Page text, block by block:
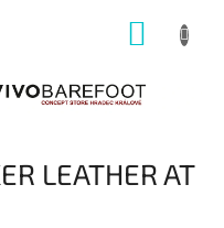
LEATHER AT